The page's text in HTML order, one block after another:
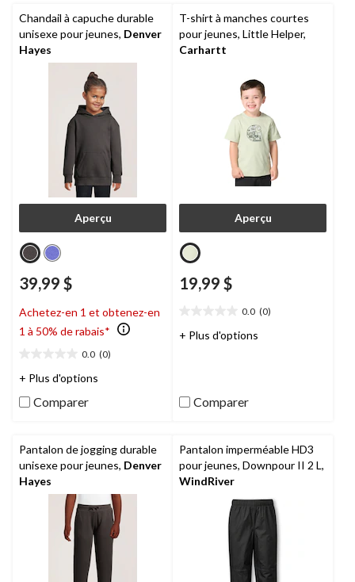
Chandail à capuche durable
unisexe pour jeunes, Denver
Hayes
Aperçu
39,99 $
Achetez-en 1 et obtenez-en
1 à 50% de rabais*
0.0 (0)
étoile(s)
5.
+ Plus d'options
Comparer
T-shirt à manches courtes
pour jeunes, Little Helper,
Carhartt
Aperçu
19,99 $
0.0 (0)
étoile(s)
+ Plus d'options
Comparer
Pantalon de jogging durable
unisexe pour jeunes, Denver
Hayes
Pantalon imperméable HD3
pour jeunes, Downpour II 2 L,
WindRiver